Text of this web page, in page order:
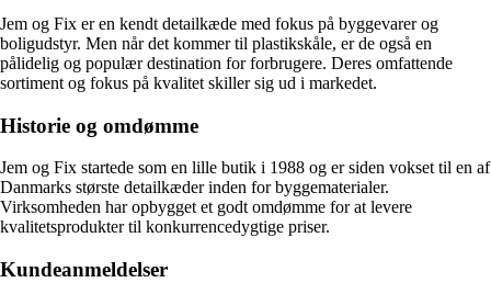
Jem og Fix er en kendt detailkæde med fokus på byggevarer og
boligudstyr. Men når det kommer til plastikskåle, er de også en
pålidelig og populær destination for forbrugere. Deres omfattende
sortiment og fokus på kvalitet skiller sig ud i markedet.
Historie og omdømme
Jem og Fix startede som en lille butik i 1988 og er siden vokset til en af
Danmarks største detailkæder inden for byggematerialer.
Virksomheden har opbygget et godt omdømme for at levere
kvalitetsprodukter til konkurrencedygtige priser.
Kundeanmeldelser